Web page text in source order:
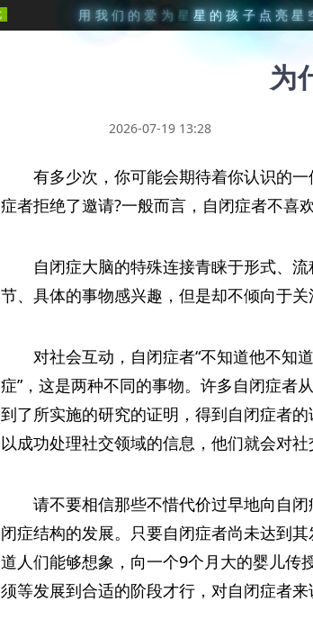
用 我 们 的 爱 为 星 星 的 孩 子 点 亮 星
为
2026-07-19 13:28
有多少次，你可能会期待着你认识的
症者拒绝了邀请?一般而言，自闭症者不喜
自闭症大脑的特殊连接青睐于形式、
节、具体的事物感兴趣，但是却不倾向于关
对社会互动，自闭症者“不知道他不知
症”，这是两种不同的事物。许多自闭症者
到了所实施的研究的证明，得到自闭症者
以成功处理社交领域的信息，他们就会对社
请不要相信那些不惜代价过早地向自
闭症结构的发展。只要自闭症者尚未达到
道人们能够想象，向一个9个月大的婴儿传
须等发展到合适的阶段才行，对自闭症者来